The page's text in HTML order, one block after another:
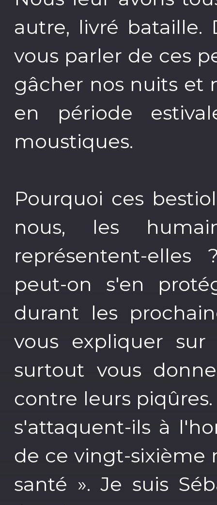
autre, livré bataille.
vous parler de ces
gâcher nos nuits et
en période
moustiques.
Pourquoi ces
nous, les
représentent-
peut-on s'en
durant les
vous expliquer sur
surtout vous
contre leurs
s'attaquent-ils à
de ce vingt-sixième
santé ». Je suis